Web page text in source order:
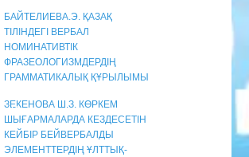
БАЙТЕЛИЕВА.Э. ҚАЗАҚ
ТІЛІНДЕГІ ВЕРБАЛ
НОМИНАТИВТІК
ФРАЗЕОЛОГИЗМДЕРДІҢ
ГРАММАТИКАЛЫҚ ҚҰРЫЛЫМЫ
ЗЕКЕНОВА Ш.З. КӨРКЕМ
ШЫҒАРМАЛАРДА КЕЗДЕСЕТІН
КЕЙБІР БЕЙВЕРБАЛДЫ
ЭЛЕМЕНТТЕРДІҢ ҰЛТТЫҚ-